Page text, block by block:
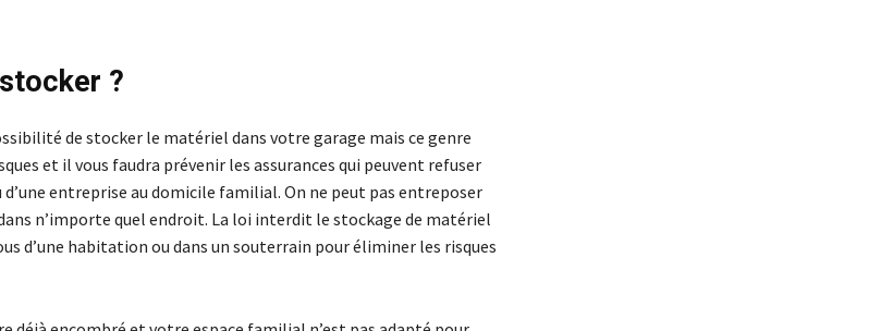
?
de stocker le matériel dans votre garage mais ce genre
et il vous faudra prévenir les assurances qui peuvent refuser
d’une entreprise au domicile familial. On ne peut pas entreposer
n’importe quel endroit. La loi interdit le stockage de matériel
d’une habitation ou dans un souterrain pour éliminer les risques